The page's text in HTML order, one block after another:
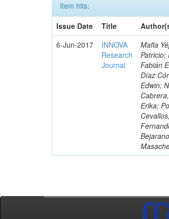
Item hits:
Issue Date
Title
6-Jun-2017
INNOVA
Research
Journal
Mafla
Patricio;
Fabián
Díaz
Edwin;
Erika;